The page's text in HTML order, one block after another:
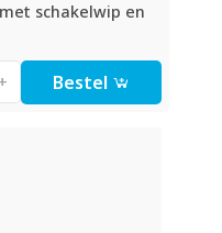
schakelwip en
+ Bestel